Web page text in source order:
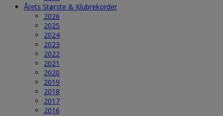
Årets Største & Klubrekorder
2026
2025
2024
2023
2022
2021
2020
2019
2018
2017
2016